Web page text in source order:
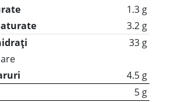
1.3 g
3.2 g
33 g
4.5 g
5 g